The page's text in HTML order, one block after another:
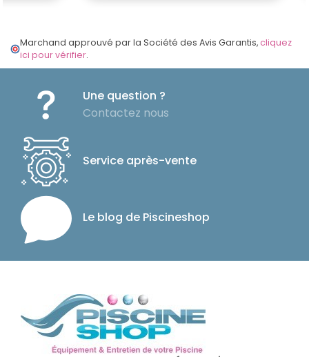
Marchand approuvé par la Société des Avis Garantis,cliquez
ici pour vérifier.
Une question ?
Contactez nous
Service après-vente
Le blog de Piscineshop